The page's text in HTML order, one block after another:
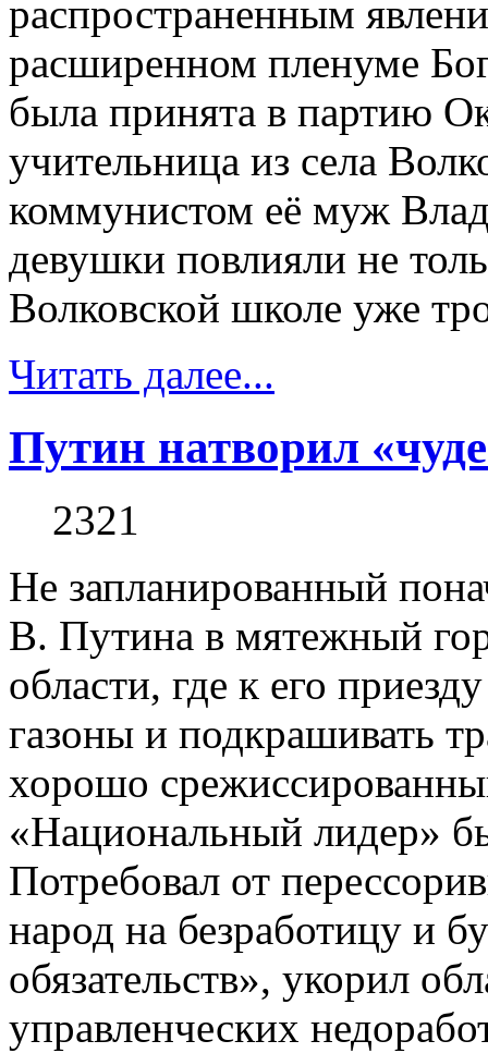
распространенным
расширенном пленуме
была принята в партию
учительница из села
коммунистом её муж
девушки повлияли не
Волковской школе уже
Читать далее...
Путин натворил
2321
Не запланированный
В. Путина в мятежный
области, где к его
газоны и подкрашивать
хорошо
«Национальный лидер»
Потребовал от
народ на безработицу и
обязательств», укорил
управленческих